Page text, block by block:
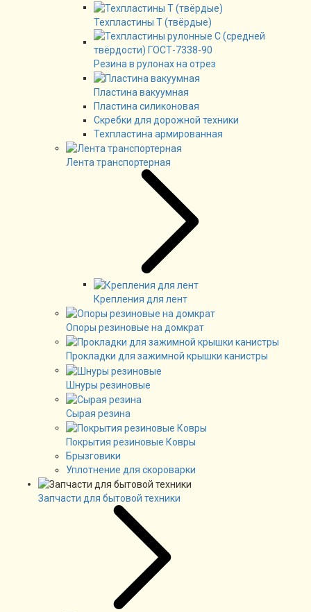
Техпластины Т (твёрдые)
Резина в рулонах на отрез
Пластина вакуумная
Пластина силиконовая
Скребки для дорожной техники
Техпластина армированная
Лента транспортерная
Крепления для лент
Опоры резиновые на домкрат
Прокладки для зажимной крышки канистры
Шнуры резиновые
Сырая резина
Покрытия резиновые Ковры
Брызговики
Уплотнение для скороварки
Запчасти для бытовой техники